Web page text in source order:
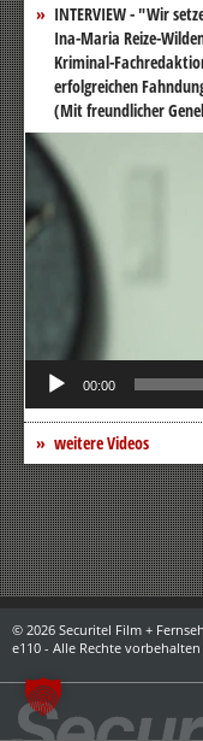
INTERVIEW - "Wir
Ina-Maria Reize-
Kriminal-
erfolgreichen
(Mit freundlicher
Video-
Player
00:00
weitere Videos
© 2026 Securitel Film +
e110 - Alle Rechte vorbehalten